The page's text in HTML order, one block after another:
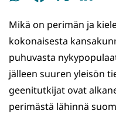
Mikä on perimän ja
kokonaisesta
puhuvasta
jälleen suuren yleisön
geenitutkijat ovat
perimästä lähinnä